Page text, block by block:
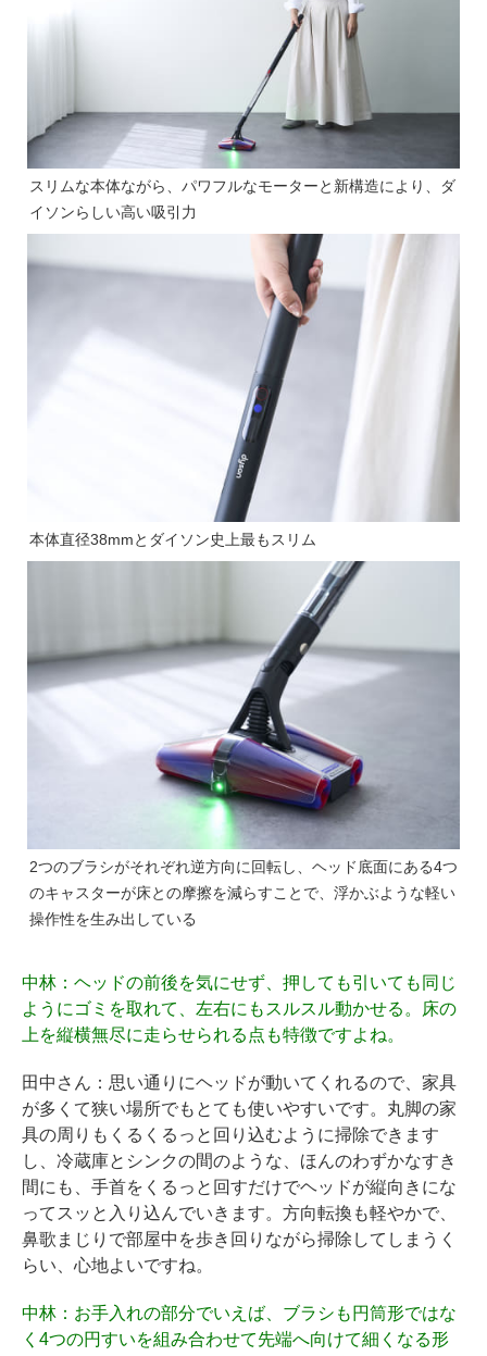
スリムな本体ながら、パワフルなモーターと新構造により、ダ
イソンらしい高い吸引力
本体直径38mmとダイソン史上最もスリム
2つのブラシがそれぞれ逆方向に回転し、ヘッド底面にある4つ
のキャスターが床との摩擦を減らすことで、浮かぶような軽い
操作性を生み出している
中林：ヘッドの前後を気にせず、押しても引いても同じ
ようにゴミを取れて、左右にもスルスル動かせる。床の
上を縦横無尽に走らせられる点も特徴ですよね。
田中さん ：思い通りにヘッドが動いてくれるので、家具
が多くて狭い場所でもとても使いやすいです。丸脚の家
具の周りもくるくるっと回り込むように掃除できます
し、冷蔵庫とシンクの間のような、ほんのわずかなすき
間にも、手首をくるっと回すだけでヘッドが縦向きにな
ってスッと入り込んでいきます。方向転換も軽やかで、
鼻歌まじりで部屋中を歩き回りながら掃除してしまうく
らい、心地よいですね。
中林：お手入れの部分でいえば、ブラシも円筒形ではな
く4つの円すいを組み合わせて先端へ向けて細くなる形